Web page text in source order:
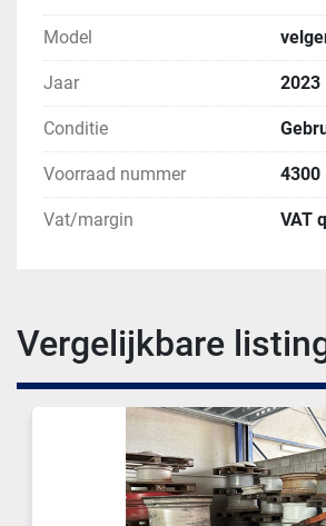
Model
Jaar 2023
Conditie
Voorraad nummer 4300
Vat/margin VAT
Vergelijkbare